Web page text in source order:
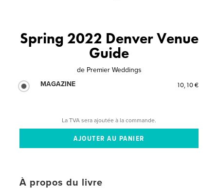
Spring 2022 Denver Venue
Guide
de Premier Weddings
MAGAZINE
10,10 €
La TVA sera ajoutée à la commande.
À propos du livre